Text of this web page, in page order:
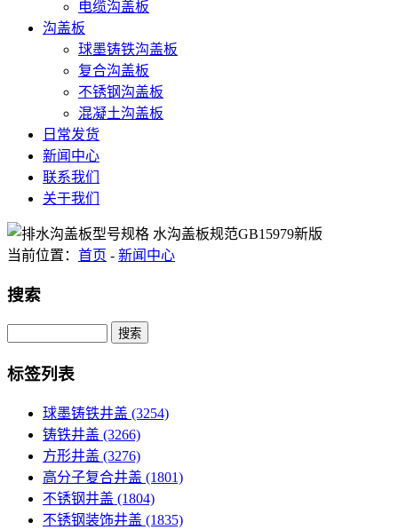
电缆沟盖板
沟盖板
球墨铸铁沟盖板
复合沟盖板
不锈钢沟盖板
混凝土沟盖板
日常发货
新闻中心
联系我们
关于我们
当前位置： 首页 - 新闻中心
搜索
Search
标签列表
球墨铸铁井盖 (3254)
铸铁井盖 (3266)
方形井盖 (3276)
高分子复合井盖 (1801)
不锈钢井盖 (1804)
不锈钢装饰井盖 (1835)